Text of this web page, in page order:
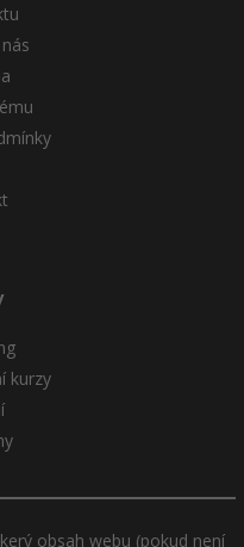
kurzy
obsah webu (pokud není